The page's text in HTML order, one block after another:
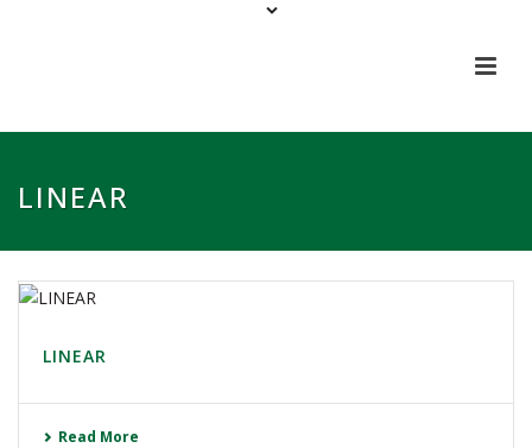
LINEAR
LINEAR
Read More